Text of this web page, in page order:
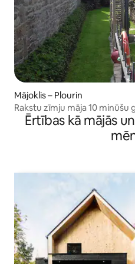
Mājoklis – Plourin
Rakstu zīmju māja 10 minūšu
Ērtības kā mājās